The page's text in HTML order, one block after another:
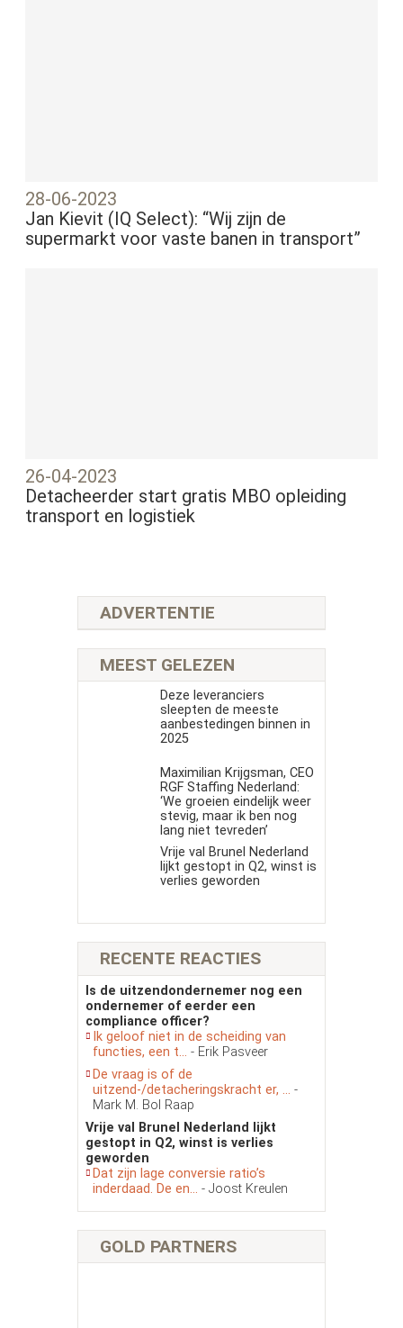
28-06-2023
Jan Kievit (IQ Select): “Wij zijn de
supermarkt voor vaste banen in transport”
26-04-2023
Detacheerder start gratis MBO opleiding
transport en logistiek
ADVERTENTIE
MEEST GELEZEN
Deze leveranciers
sleepten de meeste
aanbestedingen binnen in
2025
Maximilian Krijgsman, CEO
RGF Staffing Nederland:
‘We groeien eindelijk weer
stevig, maar ik ben nog
lang niet tevreden’
Vrije val Brunel Nederland
lijkt gestopt in Q2, winst is
verlies geworden
RECENTE REACTIES
Is de uitzendondernemer nog een
ondernemer of eerder een
compliance officer?
Ik geloof niet in de scheiding van
functies, een t... - Erik Pasveer
De vraag is of de
uitzend-/detacheringskracht er, ... -
Mark M. Bol Raap
Vrije val Brunel Nederland lijkt
gestopt in Q2, winst is verlies
geworden
Dat zijn lage conversie ratio’s
inderdaad. De en... - Joost Kreulen
GOLD PARTNERS